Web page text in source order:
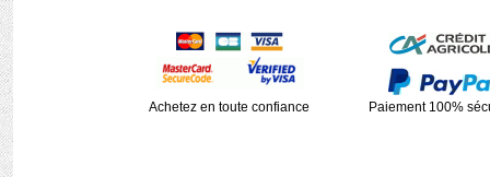
Achetez en toute confiance Paiement 100%